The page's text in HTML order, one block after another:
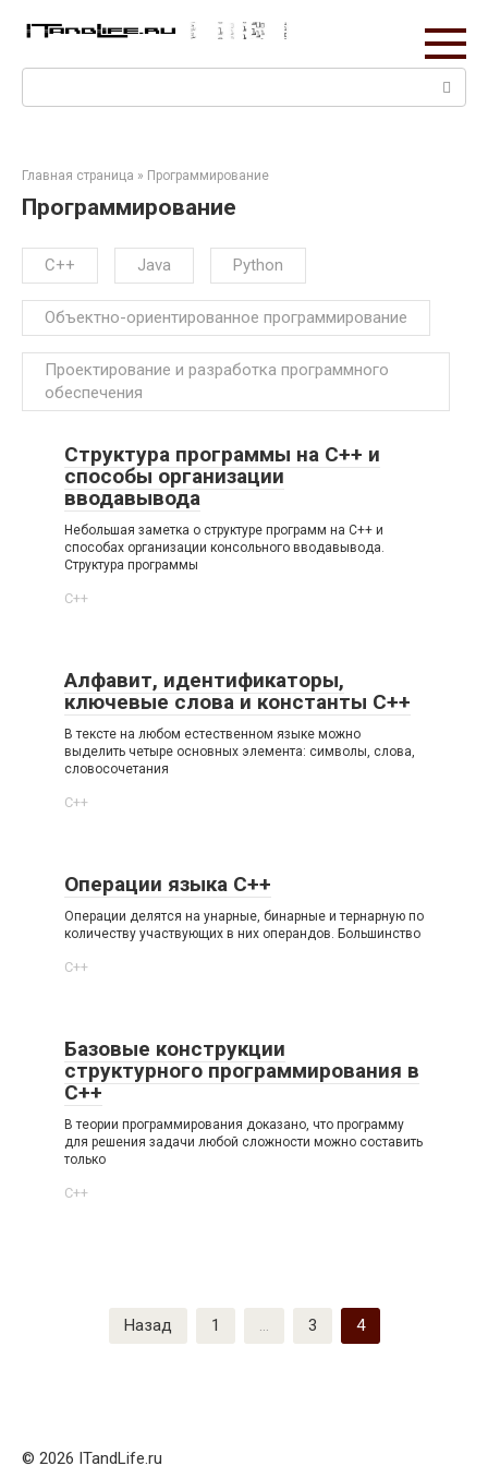
Поиск:
Главная страница » Программирование
Программирование
C++ Java Python
Объектно-ориентированное программирование
Проектирование и разработка программного
обеспечения
Структура программы на C++ и
способы организации
вводавывода
Небольшая заметка о структуре программ на C++ и
способах организации консольного вводавывода.
Структура программы
C++
Алфавит, идентификаторы,
ключевые слова и константы C++
В тексте на любом естественном языке можно
выделить четыре основных элемента: символы, слова,
словосочетания
C++
Операции языка C++
Операции делятся на унарные, бинарные и тернарную по
количеству участвующих в них операндов. Большинство
C++
Базовые конструкции
структурного программирования в
C++
В теории программирования доказано, что программу
для решения задачи любой сложности можно составить
только
C++
Назад 1 … 3 4
© 2026 ITandLife.ru